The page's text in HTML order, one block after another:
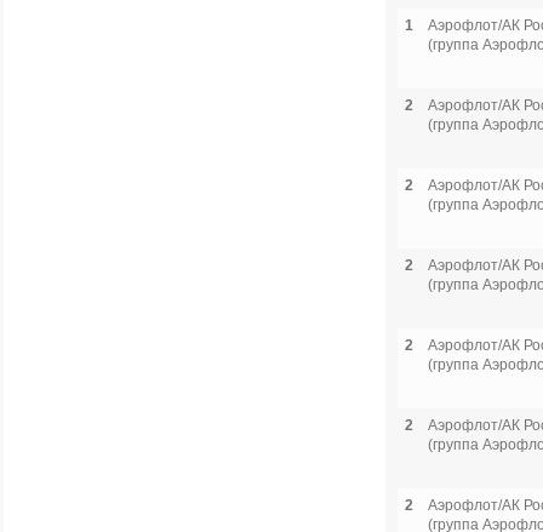
1
Аэрофлот/АК
(группа
2
Аэрофлот/АК
(группа
2
Аэрофлот/АК
(группа
2
Аэрофлот/АК
(группа
2
Аэрофлот/АК
(группа
2
Аэрофлот/АК
(группа
2
Аэрофлот/АК
(группа